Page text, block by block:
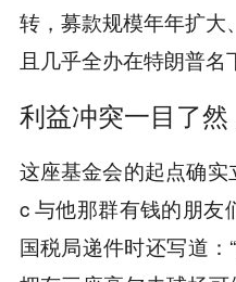
转，募款规模年年扩大
且几乎全办在特朗普名
利益冲突一目了
这座基金会的起点确
c 与他那群有钱的朋友
国税局递件时还写道